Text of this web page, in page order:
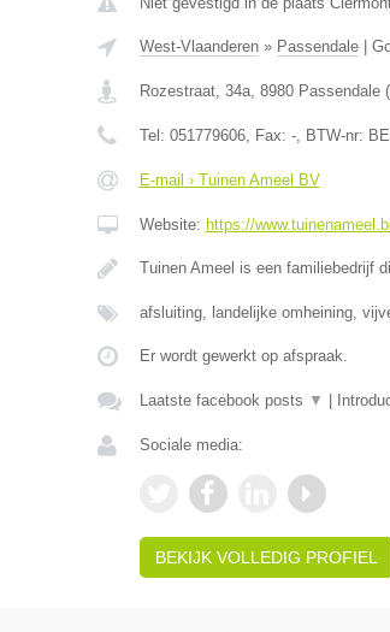
West-Vlaanderen» Passendale|
Rozestraat, 34a, 8980 Passendale(
Tel: 051779606, Fax: -, BTW-nr:
E-mail › Tuinen Ameel BV
Website: https://
Tuinen Ameel is een familiebedrijf
afsluiting, landelijke omheining,
Er wordt gewerkt op afspraak.
Laatste facebook posts ▼
Sociale media:
BEKIJK VOLLEDIG PROFIEL